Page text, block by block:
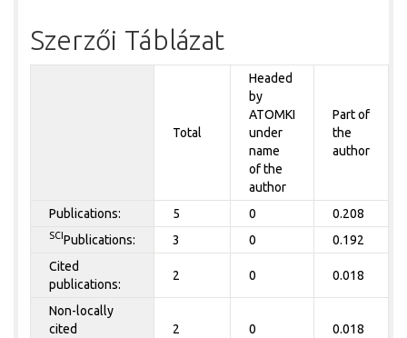
Szerzői Táblázat
Total
Headed
by
ATOMKI
under
name
of the
author
Part of
the
author
Publications: 5 0 0.208
SCI Publications: 3 0 0.192
Cited
publications:
2 0 0.018
Non-locally
cited
2 0 0.018